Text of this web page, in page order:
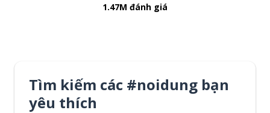
1.47M đánh giá
Tìm kiếm các #noidung bạn
yêu thích